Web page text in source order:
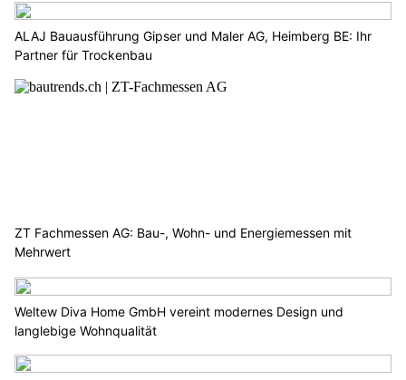
ALAJ Bauausführung Gipser und Maler AG, Heimberg BE: Ihr
Partner für Trockenbau
ZT Fachmessen AG: Bau-, Wohn- und Energiemessen mit
Mehrwert
Weltew Diva Home GmbH vereint modernes Design und
langlebige Wohnqualität